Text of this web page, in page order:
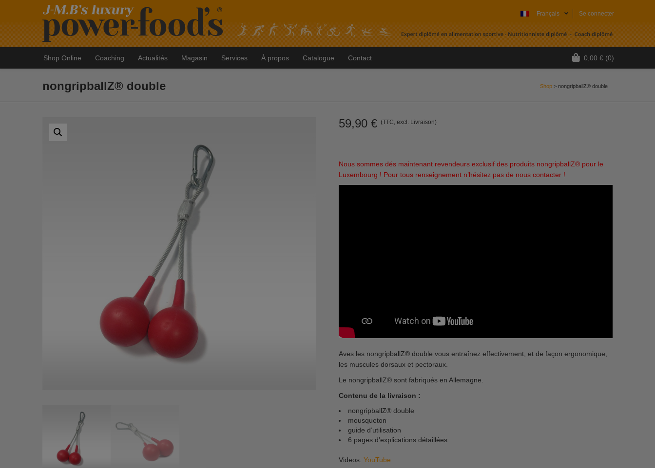
Français Se connecter
Shop Online Coaching Actualités Magasin Services À propos Catalogue Contact 0,00 € (0)
nongripballZ® double Shop > nongripballZ® double
59,90€ (TTC, excl. Livraison)
Nous sommes dés maintenant revendeurs exclusif des produits nongripballZ® pour le
Luxembourg ! Pour tous renseignement n’hésitez pas de nous contacter !
Aves les nongripballZ® double vous entraînez effectivement, et de façon ergonomique,
les muscules dorsaux et pectoraux.
Le nongripballZ® sont fabriqués en Allemagne.
Contenu de la livraison :
nongripballZ® double
mousqueton
guide d’utilisation
6 pages d’explications détaillées
Videos:YouTube